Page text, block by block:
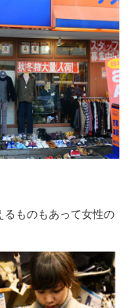
るものもあって女性の